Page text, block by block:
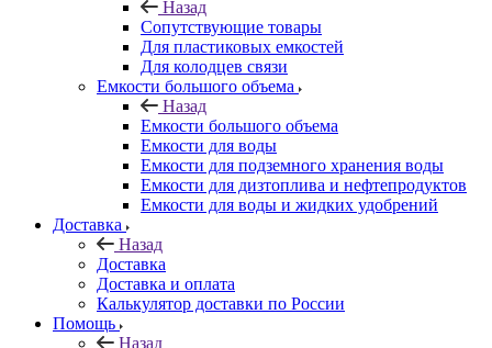
Назад
Сопутствующие товары
Для пластиковых емкостей
Для колодцев связи
Емкости большого объема
Назад
Емкости большого объема
Емкости для воды
Емкости для подземного хранения воды
Емкости для дизтоплива и нефтепродуктов
Емкости для воды и жидких удобрений
Доставка
Назад
Доставка
Доставка и оплата
Калькулятор доставки по России
Помощь
Назад